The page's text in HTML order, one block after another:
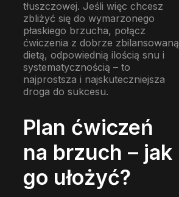
tłuszczowej. Jeśli więc chcesz
zbliżyć się do wymarzonego
płaskiego brzucha, połącz
ćwiczenia z dobrze zbilansowaną
dietą, odpowiednią ilością snu i
systematycznością – to
najprostsza i najskuteczniejsza
droga do sukcesu.
Plan ćwiczeń
na brzuch – jak
go ułożyć?